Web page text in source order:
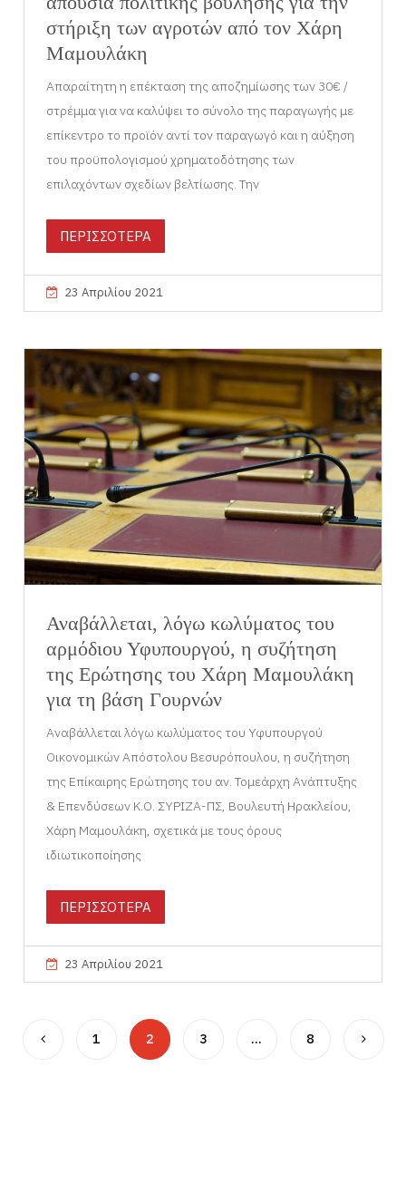
στήριξη των αγροτών από τον Χάρη
Μαμουλάκη
Απαραίτητη η επέκταση της αποζημίωσης των 30€ /
στρέμμα για να καλύψει το σύνολο της παραγωγής με
επίκεντρο το προϊόν αντί τον παραγωγό και η αύξηση
του προϋπολογισμού χρηματοδότησης των
επιλαχόντων σχεδίων βελτίωσης. Την
ΠΕΡΙΣΣΟΤΕΡΑ
23 Απριλίου 2021
Αναβάλλεται, λόγω κωλύματος του
αρμόδιου Υφυπουργού, η συζήτηση
της Ερώτησης του Χάρη Μαμουλάκη
για τη βάση Γουρνών
Αναβάλλεται λόγω κωλύματος του Υφυπουργού
Οικονομικών Απόστολου Βεσυρόπουλου, η συζήτηση
της Επίκαιρης Ερώτησης του αν. Τομεάρχη Ανάπτυξης
& Επενδύσεων Κ.Ο. ΣΥΡΙΖΑ-ΠΣ, Βουλευτή Ηρακλείου,
Χάρη Μαμουλάκη, σχετικά με τους όρους
ιδιωτικοποίησης
ΠΕΡΙΣΣΟΤΕΡΑ
23 Απριλίου 2021
1 2 3 … 8